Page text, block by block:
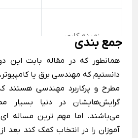
زمینه کاری
محل کار رایج
نرم افزارهای ضروری
جمع بندی
همانطور که در مقاله بابت
دانستیم که مهندسی برق یا
مطرح و پرکاربرد مهندسی هستند
گرایش‌هایشان در دنیا بسیار
می‌باشند. اما مهم ترین مساله
آموزان را در انتخاب کمک کند بعد